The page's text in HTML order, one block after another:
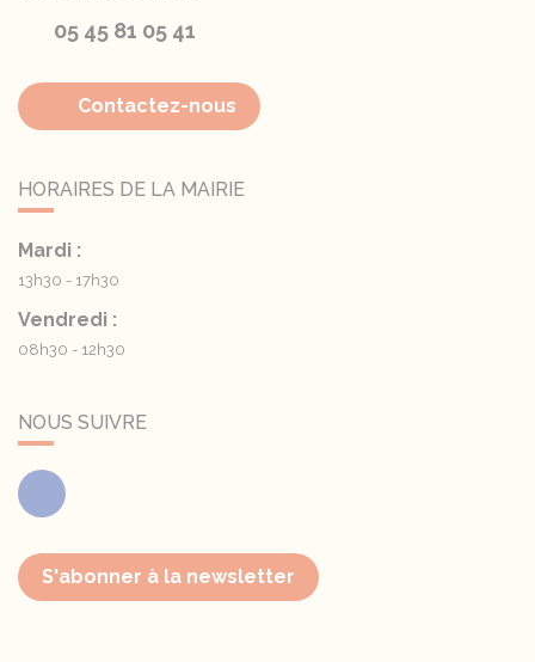
05 45 81 05 41
Contactez-nous
HORAIRES DE LA MAIRIE
Mardi :
13h30 - 17h30
Vendredi :
08h30 - 12h30
NOUS SUIVRE
Facebook
S'abonner à la newsletter